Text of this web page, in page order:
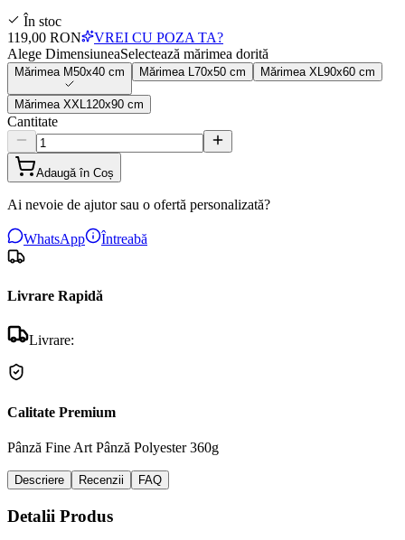
În stoc
119,00 RON
VREI CU POZA TA?
Alege DimensiuneaSelectează mărimea dorită
Mărimea M50x40 cm Mărimea 70x50 cm Mărimea XL 90x60 cm
Mărimea XXL 120x90 cm
Cantitate
Adaugă în Coș
Ai nevoie de ajutor sau o ofertă personalizată?
WhatsApp Întreabă
Livrare Rapidă
Livrare:
Calitate Premium
Pânză Fine Art Pânză Polyester 360g
Descriere Recenzii FAQ
Detalii Produs